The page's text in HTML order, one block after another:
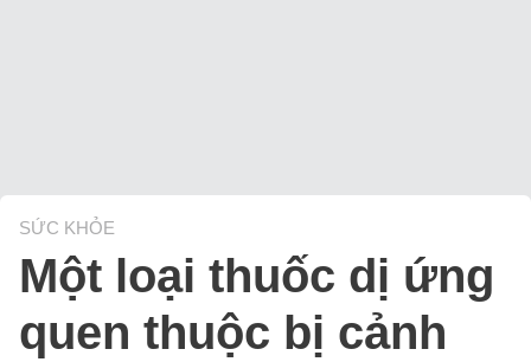
SỨC KHỎE
Một loại thuốc dị ứng
quen thuộc bị cảnh